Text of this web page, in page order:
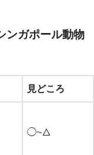
ンガポール動物
見どころ
◯~△